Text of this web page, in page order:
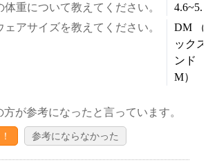
体重について教えてください。
ェアサイズを教えてください。
DM （ダ
ックス
ンド
M）
方が参考になったと言っています。
参考にならなかった